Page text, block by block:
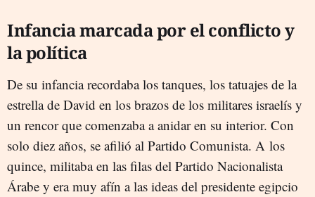
Infancia marcada por el conflicto y
la política
De su infancia recordaba los tanques, los tatuajes de la
estrella de David en los brazos de los militares israelís y
un rencor que comenzaba a anidar en su interior. Con
solo diez años, se afilió al Partido Comunista. A los
quince, militaba en las filas del Partido Nacionalista
Árabe y era muy afín a las ideas del presidente egipcio